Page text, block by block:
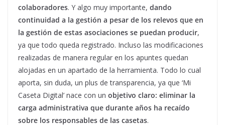
colaboradores. Y algo muy importante, dando
continuidad a la gestión a pesar de los relevos que en
la gestión de estas asociaciones se puedan producir,
ya que todo queda registrado. Incluso las modificaciones
realizadas de manera regular en los apuntes quedan
alojadas en un apartado de la herramienta. Todo lo cual
aporta, sin duda, un plus de transparencia, ya que ‘Mi
Caseta Digital’ nace con un objetivo claro: eliminar la
carga administrativa que durante años ha recaído
sobre los responsables de las casetas.